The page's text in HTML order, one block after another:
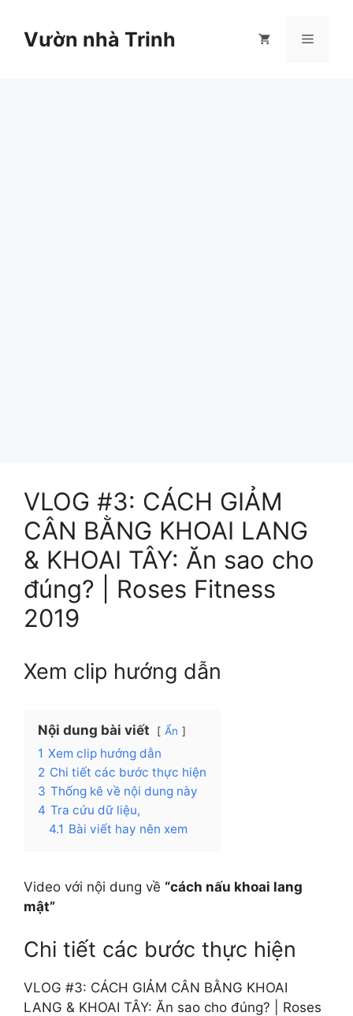
Vườn nhà Trinh Menu
VLOG #3: CÁCH GIẢM
CÂN BẰNG KHOAI LANG
& KHOAI TÂY: Ăn sao cho
đúng? | Roses Fitness
2019
Xem clip hướng dẫn
Nội dung bài viết Ẩn
1 Xem clip hướng dẫn
2 Chi tiết các bước thực hiện
3 Thống kê về nội dung này
4 Tra cứu dữ liệu,
4.1 Bài viết hay nên xem
Video với nội dung về “cách nấu khoai lang
mật”
Chi tiết các bước thực hiện
VLOG #3: CÁCH GIẢM CÂN BẰNG KHOAI
LANG & KHOAI TÂY: Ăn sao cho đúng? | Roses